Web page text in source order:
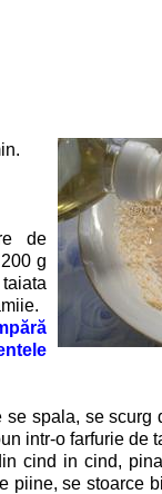
de
g
se spala, se scurg
intr-o farfurie de
cind in cind,
piine, se stoarce